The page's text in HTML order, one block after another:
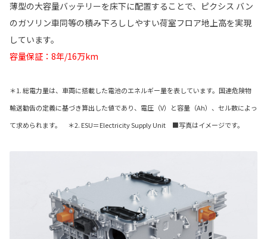
薄型の大容量バッテリーを床下に配置することで、ピクシス バン
のガソリン車同等の積み下ろししやすい荷室フロア地上高を実現
しています。
容量保証：8年/16万km
＊1. 総電力量は、車両に搭載した電池のエネルギー量を表しています。国連危険物
輸送勧告の定義に基づき算出した値であり、電圧（V）と容量（Ah）、セル数によっ
て求められます。 ＊2. ESU＝Electricity Supply Unit ■写真はイメージです。